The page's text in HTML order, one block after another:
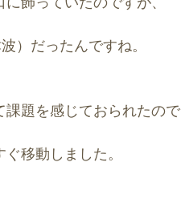
）だったんですね。
課題を感じておられたので
移動しました。